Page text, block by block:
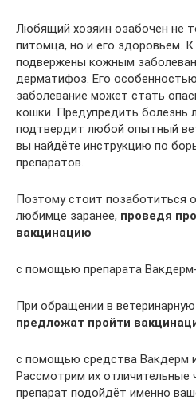
Любящий хозяин озабочен не
питомца, но и его здоровьем.
подвержены кожным
дерматифоз. Его
заболевание может стать
кошки. Предупредить болезнь
подтвердит любой опытный
вы найдёте инструкцию по
препаратов.
Поэтому стоит позаботиться
любимце заранее, проведя
вакцинацию
с помощью препарата
При обращении в
предложат пройти
с помощью средства Вакдерм
Рассмотрим их отличительные
препарат подойдёт именно